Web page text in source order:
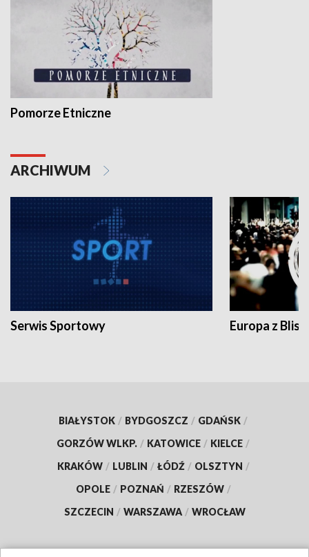
Pomorze Etniczne
ARCHIWUM
Serwis Sportowy Europa z
BIAŁYSTOK / BYDGOSZCZ / GDAŃSK /
GORZÓW WLKP. / KATOWICE / KIELCE /
KRAKÓW / LUBLIN / ŁÓDŹ / OLSZTYN /
OPOLE / POZNAŃ / RZESZÓW /
SZCZECIN / WARSZAWA / WROCŁAW